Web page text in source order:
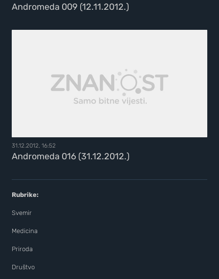
Andromeda 009 (12.11.2012.)
31.12.2012, 16:52
Andromeda 016 (31.12.2012.)
Rubrike:
Svemir
Medicina
Priroda
Društvo